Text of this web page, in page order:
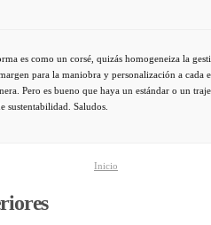
es como un corsé, quizás homogeneiza la
para la maniobra y personalización a cada
Pero es bueno que haya un estándar o un
sustentabilidad. Saludos.
Inicio